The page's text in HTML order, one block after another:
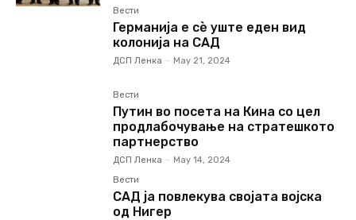
Вести
Германија е сè уште еден вид
колонија на САД
ДСП Ленка - May 21, 2024
Вести
Путин во посета на Кина со цел
продлабочување на стратешкото
партнерство
ДСП Ленка -
May 14, 2024
Вести
САД ја повлекува својата војска
од Нигер